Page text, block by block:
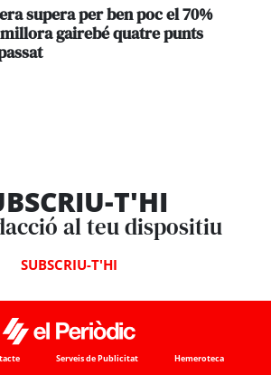
supera per ben poc el 70%
gairebé quatre punts
T'HI
al teu dispositiu
SUBSCRIU-T'HI
Serveis de Publicitat Hemeroteca